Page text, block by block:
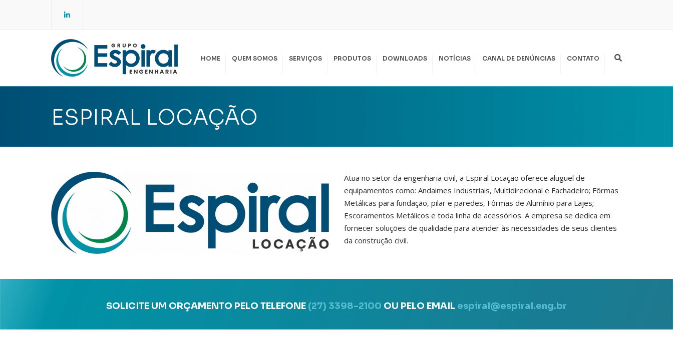
LinkedIn
HOME QUEM SOMOS
AKKO LOCAÇÃO
NOSSAS POLÍTICAS
SGI
SERVIÇOS PRODUTOS DOWNLOADS NOTÍCIAS CANAL DE DENÚNCIAS CONTATO
ESPIRAL LOCAÇÃO
Atua no setor da engenharia civil, a Espiral Locação oferece aluguel de
equipamentos como: Andaimes Industriais, Multidirecional e Fachadeiro; Fôrmas
Metálicas para fundação, pilar e paredes, Fôrmas de Alumínio para Lajes;
Escoramentos Metálicos e toda linha de acessórios. A empresa se dedica em
fornecer soluções de qualidade para atender às necessidades de seus clientes
da construção civil.
SOLICITE UM ORÇAMENTO PELO TELEFONE (27) 3398-2100 OU PELO EMAIL espiral@espiral.eng.br